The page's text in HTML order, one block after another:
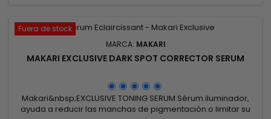
Fuera de stock
MARCA: MAKARI
MAKARI EXCLUSIVE DARK SPOT CORRECTOR SERUM
Makari&nbsp;EXCLUSIVE TONING SERUM Sérum iluminador,
ayuda a reducir las manchas de pigmentación o limitar su